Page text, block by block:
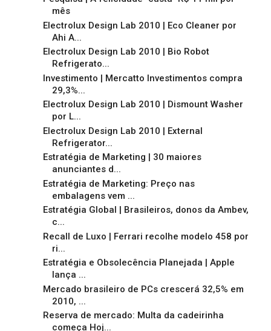
mês
Electrolux Design Lab 2010 | Eco Cleaner por
Ahi A...
Electrolux Design Lab 2010 | Bio Robot
Refrigerato...
Investimento | Mercatto Investimentos compra
29,3%...
Electrolux Design Lab 2010 | Dismount Washer
por L...
Electrolux Design Lab 2010 | External
Refrigerator...
Estratégia de Marketing | 30 maiores
anunciantes d...
Estratégia de Marketing: Preço nas
embalagens vem ...
Estratégia Global | Brasileiros, donos da Ambev,
c...
Recall de Luxo | Ferrari recolhe modelo 458 por
ri...
Estratégia e Obsolecência Planejada | Apple
lança ...
Mercado brasileiro de PCs crescerá 32,5% em
2010, ...
Reserva de mercado: Multa da cadeirinha
começa Hoj...